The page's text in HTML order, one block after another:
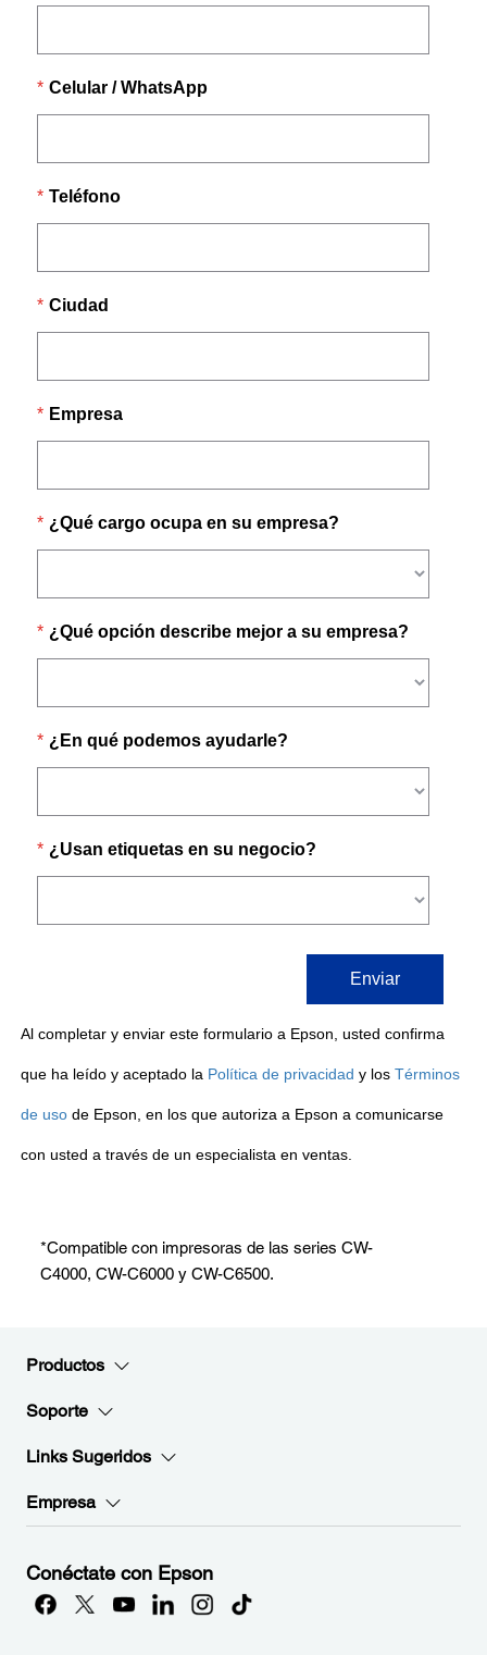
*Compatible con impresoras de las series CW-
C4000, CW-C6000 y CW-C6500.
Productos
Soporte
Links Sugeridos
Empresa
Conéctate con Epson